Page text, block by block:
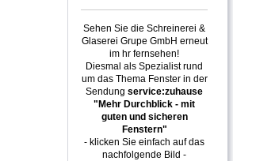
Sehen Sie die Schreinerei &
Glaserei Grupe GmbH erneut
im hr fernsehen!
Diesmal als Spezialist rund
um das Thema Fenster in der
Sendung service:zuhause
"Mehr Durchblick - mit
guten und sicheren
Fenstern"
- klicken Sie einfach auf das
nachfolgende Bild -